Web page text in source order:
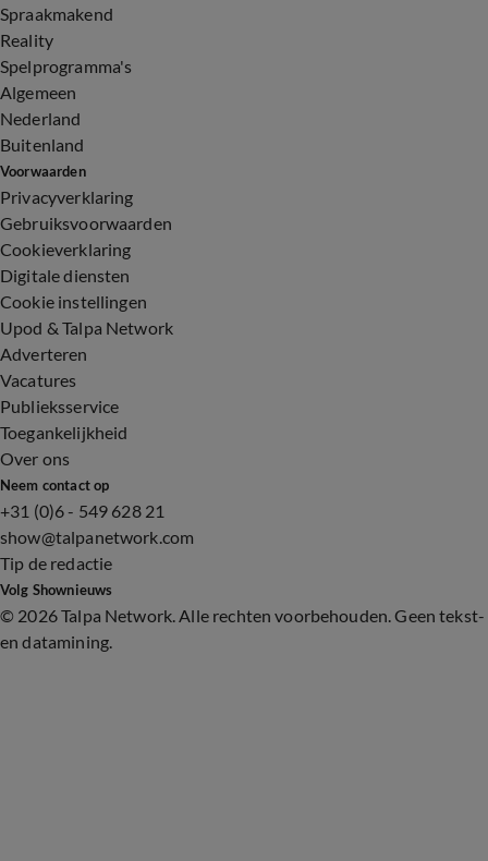
Spraakmakend
Reality
Spelprogramma's
Algemeen
Nederland
Buitenland
Voorwaarden
Privacyverklaring
Gebruiksvoorwaarden
Cookieverklaring
Digitale diensten
Cookie instellingen
Upod & Talpa Network
Adverteren
Vacatures
Publieksservice
Toegankelijkheid
Over ons
Neem contact op
+31 (0)6 - 549 628 21
show@talpanetwork.com
Tip de redactie
Volg Shownieuws
© 2026 Talpa Network. Alle rechten voorbehouden. Geen tekst-
en datamining.